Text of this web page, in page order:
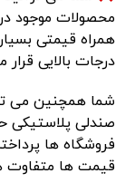
محصولات موجود
همراه قیمتی
درجات بالایی قرار
شما همچنین می
صندلی پلاستیکی
فروشگاه ها
قیمت ها متفاوت